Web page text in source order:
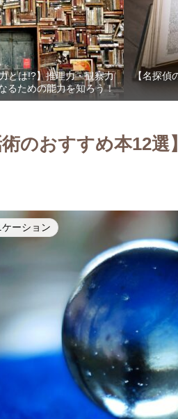
とは!?】推理力・観察力
るための能力を知ろう！
【名探偵
術のおすすめ本12
ケーション